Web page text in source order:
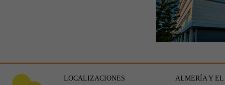
LOCALIZACIONES
ALMERÍA Y EL